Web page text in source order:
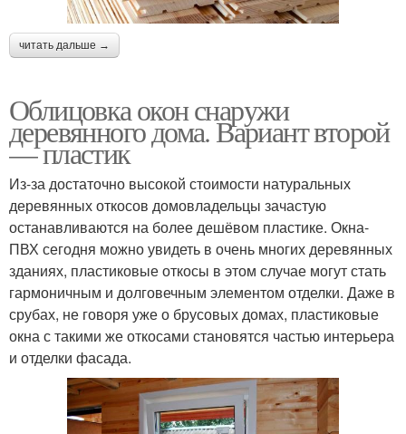
читать дальше →
Облицовка окон снаружи
деревянного дома. Вариант второй
— пластик
Из-за достаточно высокой стоимости натуральных
деревянных откосов домовладельцы зачастую
останавливаются на более дешёвом пластике. Окна-
ПВХ сегодня можно увидеть в очень многих деревянных
зданиях, пластиковые откосы в этом случае могут стать
гармоничным и долговечным элементом отделки. Даже в
срубах, не говоря уже о брусовых домах, пластиковые
окна с такими же откосами становятся частью интерьера
и отделки фасада.